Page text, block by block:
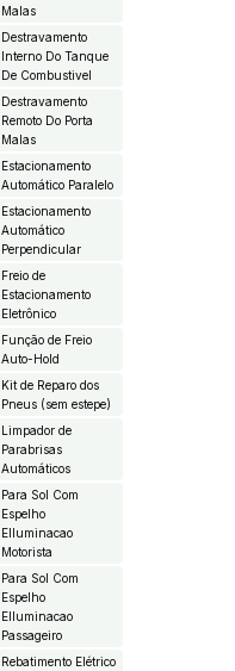
Malas
Destravamento
Interno Do Tanque
De Combustivel
Destravamento
Remoto Do Porta
Malas
Estacionamento
Automático Paralelo
Estacionamento
Automático
Perpendicular
Freio de
Estacionamento
Eletrônico
Função de Freio
Auto-Hold
Kit de Reparo dos
Pneus (sem estepe)
Limpador de
Parabrisas
Automáticos
Para Sol Com
Espelho
EIluminacao
Motorista
Para Sol Com
Espelho
EIluminacao
Passageiro
Rebatimento Elétrico